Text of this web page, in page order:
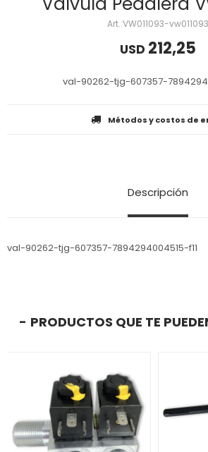
VW011093-vw011093
USD 212,25
val-90262-tjg-607357-
Métodos y costos de
Descripción
val-90262-tjg-607357-7894294004515-f11
PRODUCTOS QUE TE